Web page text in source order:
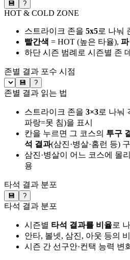
💾 ?
HOT & COLD ZONE
스트라이크 존을 5x5로 나눠
빨간색 = HOT (높은 타율),
하단 시즌 범례로 시즌별 존
존별 결과 포수 시점
💾 ?
존별 결과 읽는 법
스트라이크 존을 3×3로 나눠
파랑=못 침)을 표시
칸을 누르면 그 코스의 투구
석 결과(삼진·병살·홈런 등)
삼진·병살이 어느 코스에 몰
용
타석 결과 분포
💾 ?
타석 결과 분포
시즌별 타석 결과를 비율로
안타, 볼넷, 삼진, 아웃 등의
시즌 간 선구안·컨택 능력 변